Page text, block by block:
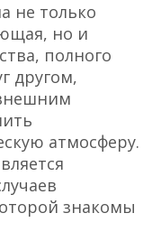
не только
но и
полного
другом,
атмосферу.
знакомы